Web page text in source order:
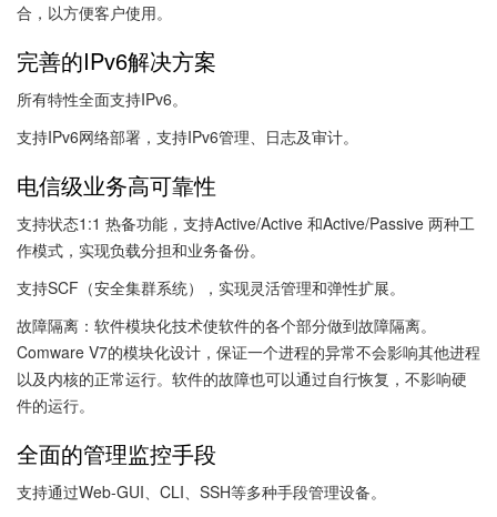
合，以方便客户使用。
完善的IPv6解决方案
所有特性全面支持IPv6。
支持IPv6网络部署，支持IPv6管理、日志及审计。
电信级业务高可靠性
支持状态1:1 热备功能，支持Active/Active 和Active/Passive 两种工
作模式，实现负载分担和业务备份。
支持SCF（安全集群系统），实现灵活管理和弹性扩展。
故障隔离：软件模块化技术使软件的各个部分做到故障隔离。
Comware V7的模块化设计，保证一个进程的异常不会影响其他进程
以及内核的正常运行。软件的故障也可以通过自行恢复，不影响硬
件的运行。
全面的管理监控手段
支持通过Web-GUI、CLI、SSH等多种手段管理设备。